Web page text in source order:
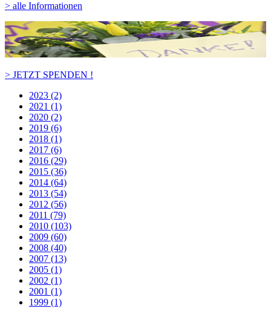
> alle Informationen
> JETZT SPENDEN !
2023 (2)
2021 (1)
2020 (2)
2019 (6)
2018 (1)
2017 (6)
2016 (29)
2015 (36)
2014 (64)
2013 (54)
2012 (56)
2011 (79)
2010 (103)
2009 (60)
2008 (40)
2007 (13)
2005 (1)
2002 (1)
2001 (1)
1999 (1)